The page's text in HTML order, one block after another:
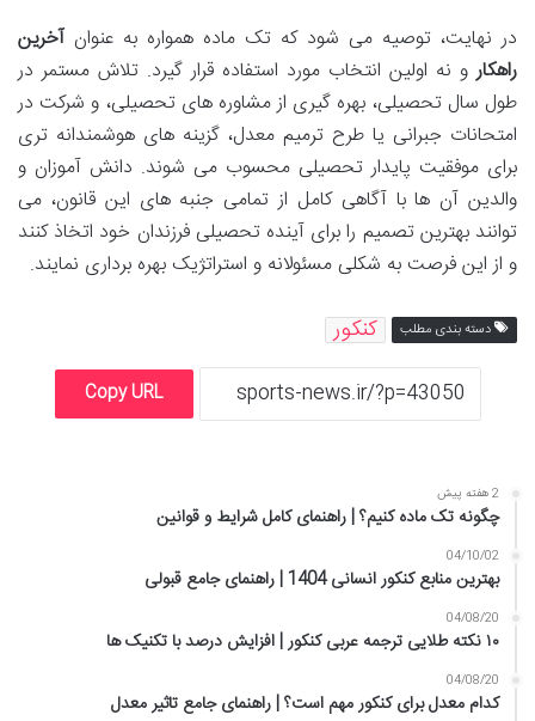
در نهایت، توصیه می شود که تک ماده همواره به عنوانآخرین
راهکارو نه اولین انتخاب مورد استفاده قرار گیرد. تلاش مستمر در
طول سال تحصیلی، بهره گیری از مشاوره های تحصیلی، و شرکت در
امتحانات جبرانی یا طرح ترمیم معدل، گزینه های هوشمندانه تری
برای موفقیت پایدار تحصیلی محسوب می شوند. دانش آموزان و
والدین آن ها با آگاهی کامل از تمامی جنبه های این قانون، می
توانند بهترین تصمیم را برای آینده تحصیلی فرزندان خود اتخاذ کنند
و از این فرصت به شکلی مسئولانه و استراتژیک بهره برداری نمایند.
دسته بندی مطلب کنکور
Copy URL
2 هفته پیش
چگونه تک ماده کنیم؟ | راهنمای کامل شرایط و قوانین
04/10/02
بهترین منابع کنکور انسانی 1404 | راهنمای جامع قبولی
04/08/20
۱۰ نکته طلایی ترجمه عربی کنکور | افزایش درصد با تکنیک ها
04/08/20
کدام معدل برای کنکور مهم است؟ | راهنمای جامع تاثیر معدل